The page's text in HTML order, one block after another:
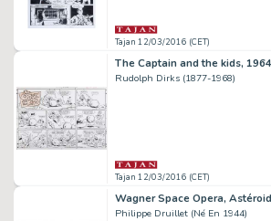
Tajan 12/03/2016 (CET)
The Captain and the kids, 1964
Rudolph Dirks (1877-1968)
Tajan 12/03/2016 (CET)
Wagner Space Opera,
Philippe Druillet (Né En 1944)